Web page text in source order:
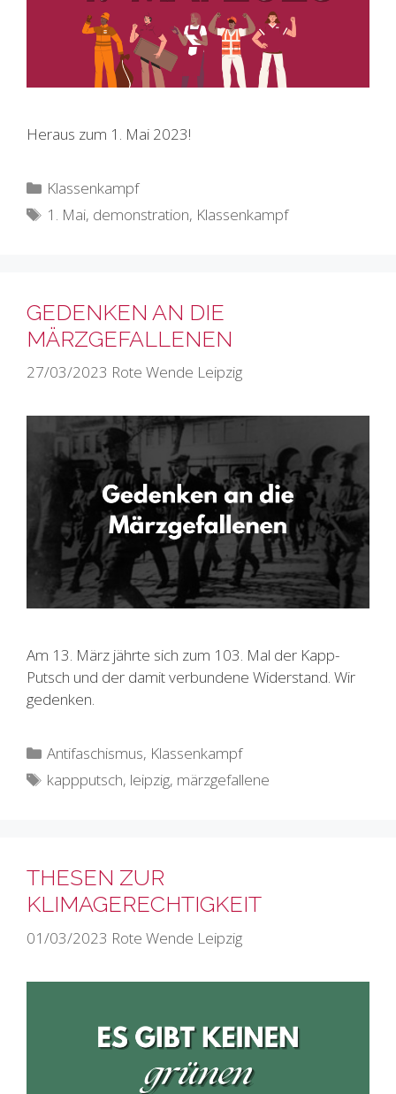
Heraus zum 1. Mai 2023!
Kategorien
Klassenkampf
Schlagwörter
1. Mai, demonstration, Klassenkampf
GEDENKEN AN DIE
MÄRZGEFALLENEN
27/03/2023 Rote Wende Leipzig
Am 13. März jährte sich zum 103. Mal der Kapp-
Putsch und der damit verbundene Widerstand. Wir
gedenken.
Kategorien
Antifaschismus, Klassenkampf
Schlagwörter
kappputsch, leipzig, märzgefallene
THESEN ZUR
KLIMAGERECHTIGKEIT
01/03/2023 Rote Wende Leipzig